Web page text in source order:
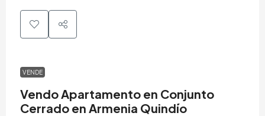
VENDE
Vendo Apartamento en Conjunto
Cerrado en Armenia Quindío